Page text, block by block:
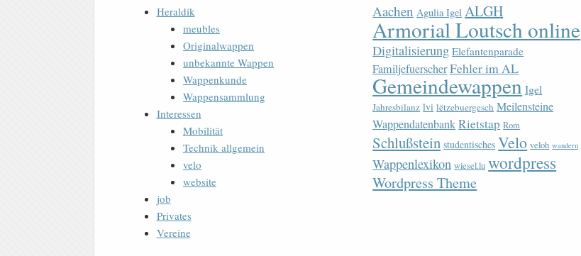
Heraldik
meubles
Originalwappen
unbekannte Wappen
Wappenkunde
Wappensammlung
Interessen
Mobilität
Technik allgemein
velo
website
job
Privates
Vereine
Aachen Agulia Igel ALGH
Armorial Loutsch online
Digitalisierung Elefantenparade
FamiljefuerscherFehler im AL
Gemeindewappen Igel
Jahresbilanz lvi lëtzebuergesch Meilensteine
WappendatenbankRietstap Rom
Schlußstein studentisches Velo veloh wandern
Wappenlexikon wiesel.lu wordpress
Wordpress Theme